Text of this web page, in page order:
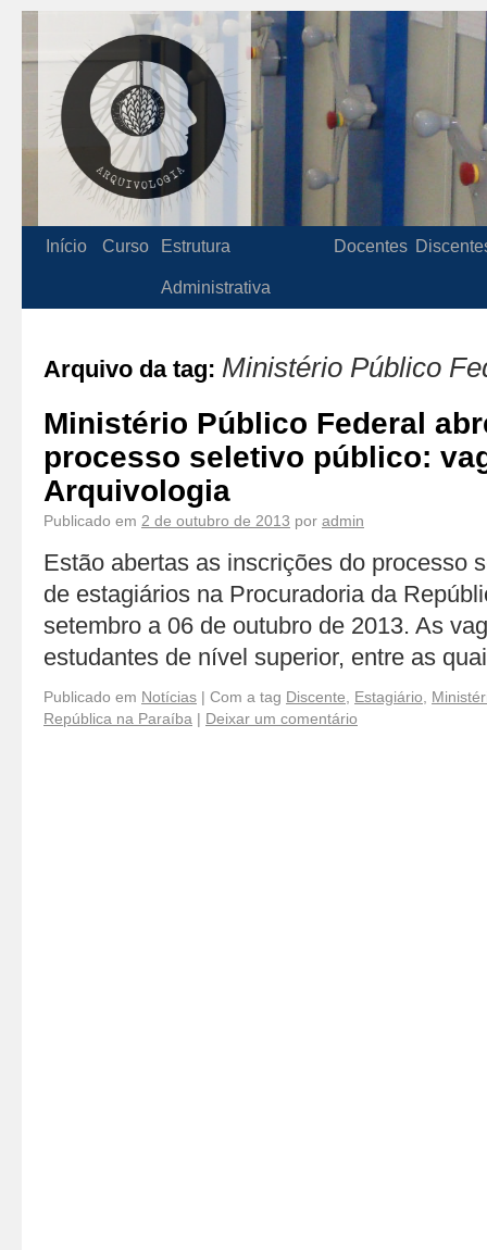
Início Curso Estrutura
Administrativa
Docentes
Arquivo da tag: Ministério Público
Ministério Público Federal
processo seletivo público:
Arquivologia
Publicado em 2 de outubro de 2013 por admin
Estão abertas as inscrições do processo
de estagiários na Procuradoria da
setembro a 06 de outubro de 2013. As
estudantes de nível superior, entre as
Publicado em Notícias | Com a tag Discente Estagiário
República na Paraíba | Deixar um comentário